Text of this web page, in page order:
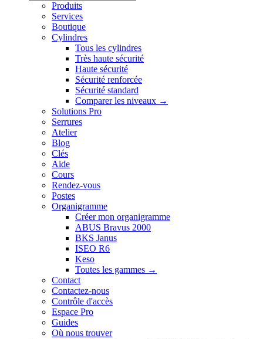
Produits
Services
Boutique
Cylindres
Tous les cylindres
Très haute sécurité
Haute sécurité
Sécurité renforcée
Sécurité standard
Comparer les niveaux →
Solutions Pro
Serrures
Atelier
Blog
Clés
Aide
Cours
Rendez-vous
Postes
Organigramme
Créer mon organigramme
ABUS Bravus 2000
BKS Janus
ISEO R6
Keso
Toutes les gammes →
Contact
Contactez-nous
Contrôle d'accès
Espace Pro
Guides
Où nous trouver